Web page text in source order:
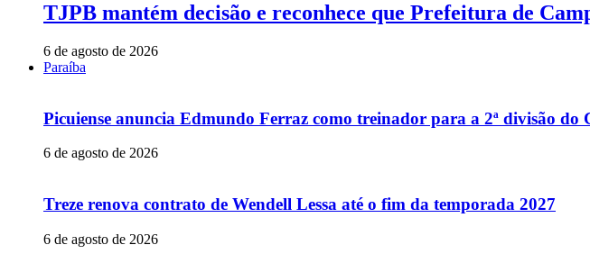
TJPB mantém decisão e reconhece que Prefeitura de
6 de agosto de 2026
Paraíba
Picuiense anuncia Edmundo Ferraz como treinador para a 2ª divisão do
6 de agosto de 2026
Treze renova contrato de Wendell Lessa até o fim da temporada 2027
6 de agosto de 2026